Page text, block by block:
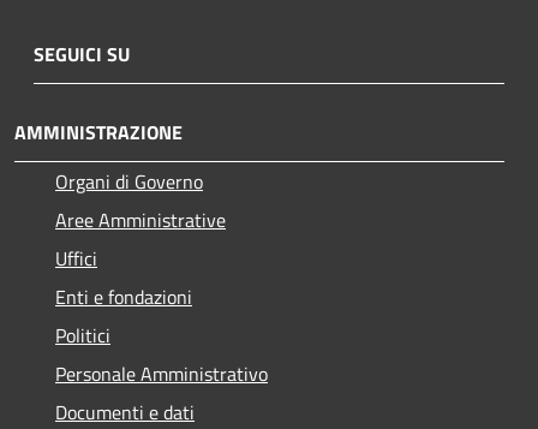
SEGUICI SU
AMMINISTRAZIONE
Organi di Governo
Aree Amministrative
Uffici
Enti e fondazioni
Politici
Personale Amministrativo
Documenti e dati